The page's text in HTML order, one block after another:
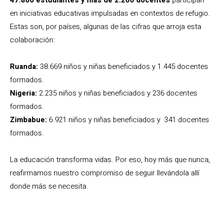
en iniciativas educativas impulsadas en contextos de refugio.
Estas son, por países, algunas de las cifras que arroja esta
colaboración:
Ruanda: 38.669 niños y niñas beneficiados y 1.445 docentes
formados.
Nigeria: 2.235 niños y niñas beneficiados y 236 docentes
formados.
Zimbabue: 6.921 niños y niñas beneficiados y 341 docentes
formados.
La educación transforma vidas. Por eso, hoy más que nunca,
reafirmamos nuestro compromiso de seguir llevándola allí
donde más se necesita.